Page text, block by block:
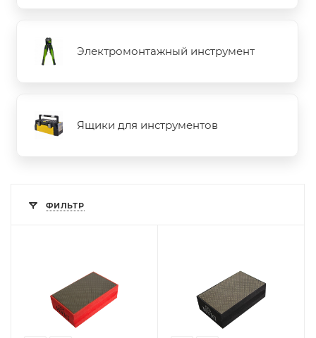
Электромонтажный инструмент
Ящики для инструментов
ФИЛЬТР